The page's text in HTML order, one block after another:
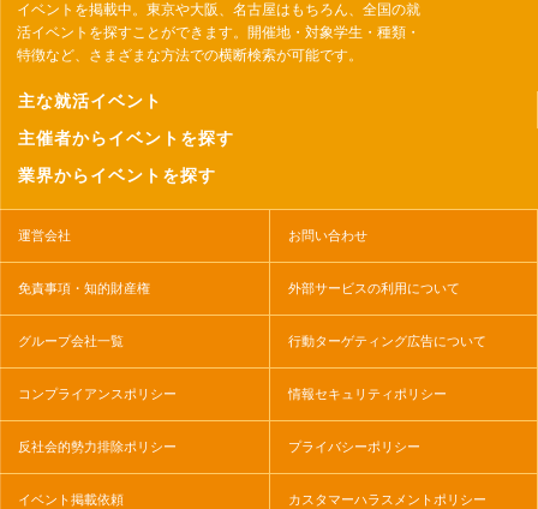
イベントを掲載中。東京や大阪、名古屋はもちろん、全国の就
活イベントを探すことができます。開催地・対象学生・種類・
特徴など、さまざまな方法での横断検索が可能です。
主な就活イベント
主催者からイベントを探す
業界からイベントを探す
運営会社 お問い合わせ
免責事項・知的財産権 外部サービスの利用について
グループ会社一覧 行動ターゲティング広告について
コンプライアンスポリシー 情報セキュリティポリシー
反社会的勢力排除ポリシー プライバシーポリシー
イベント掲載依頼 カスタマーハラスメントポリシー